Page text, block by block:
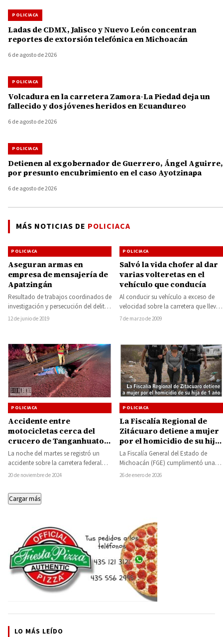
POLICIACA
Ladas de CDMX, Jalisco y Nuevo León concentran
reportes de extorsión telefónica en Michoacán
6 de agosto de 2026
POLICIACA
Volcadura en la carretera Zamora-La Piedad deja un
fallecido y dos jóvenes heridos en Ecuandureo
6 de agosto de 2026
POLICIACA
Detienen al exgobernador de Guerrero, Ángel Aguirre,
por presunto encubrimiento en el caso Ayotzinapa
6 de agosto de 2026
MÁS NOTICIAS DE POLICIACA
POLICIACA
Aseguran armas en
empresa de mensajería de
Apatzingán
Resultado de trabajos coordinados de
investigación y persecución del delito,
personal de la Fiscalía General del
12 de junio de 2019
POLICIACA
Salvó la vida chofer al dar
varias volteretas en el
vehículo que conducía
Al conducir su vehículo a exceso de
velocidad sobre la carretera que lleva
del Limón de Papatzindán a…
7 de marzo de 2009
POLICIACA
Accidente entre
motocicletas cerca del
crucero de Tanganhuato,
deja un muerto y un herido
La noche del martes se registró un
accidente sobre la carretera federal
que conduce de Ciudad Altamirano
20 de noviembre de 2024
POLICIACA
La Fiscalía Regional de
Zitácuaro detiene a mujer
por el homicidio de su hija
de 1 año
La Fiscalía General del Estado de
Michoacán (FGE) cumplimentó una
orden de aprehensión en contra de
26 de enero de 2026
Cargar más
LO MÁS LEÍDO